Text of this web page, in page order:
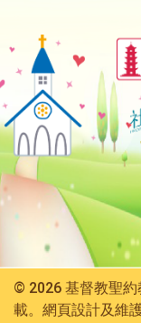
© 2026 基督教聖
載。網頁設計及維